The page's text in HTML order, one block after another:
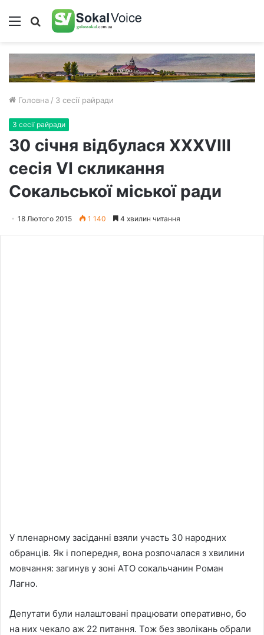
Меню Пошук
Головна / З сесії райради
З сесії райради
30 січня відбулася XXXVIII
сесія VI скликання
Сокальської міської ради
18 Лютого 2015 1 140 4 хвилин читання
У пленарному засіданні взяли участь 30 народних
обранців. Як і попередня, вона розпочалася з хвилини
мовчання: загинув у зоні АТО сокальчанин Роман
Лагно.
Депутати були налаштовані працювати оперативно, бо
на них чекало аж 22 питання. Тож без зволікань обрали